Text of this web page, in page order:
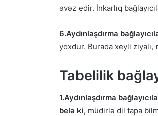
əvəz edir. İnkarlıq
6.Aydınlaşdırma
yoxdur. Burada xeyli ziyalı,
Tabelilik
1.Aydınlaşdırma
belə ki, müdirlə dil tapa